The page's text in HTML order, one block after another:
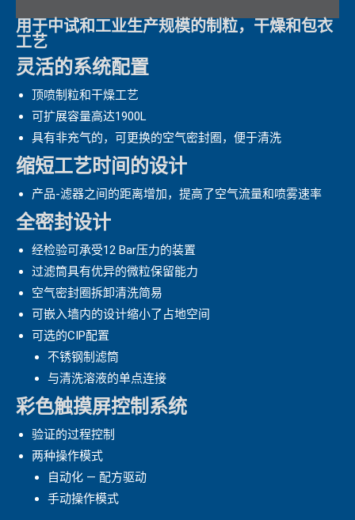
用于中试和工业生产规模的制粒，干燥和包衣
工艺
灵活的系统配置
顶喷制粒和干燥工艺
可扩展容量高达1900L
具有非充气的，可更换的空气密封圈，便于清洗
缩短工艺时间的设计
产品-滤器之间的距离增加，提高了空气流量和喷雾速率
全密封设计
经检验可承受12 Bar压力的装置
过滤筒具有优异的微粒保留能力
空气密封圈拆卸清洗简易
可嵌入墙内的设计缩小了占地空间
可选的CIP配置
不锈钢制滤筒
与清洗溶液的单点连接
彩色触摸屏控制系统
验证的过程控制
两种操作模式
自动化 — 配方驱动
手动操作模式